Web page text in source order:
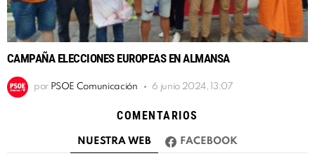
CAMPAÑA ELECCIONES EUROPEAS EN ALMANSA
por PSOE Comunicación 6 junio 2024, 13:07
COMENTARIOS
NUESTRA WEB FACEBOOK